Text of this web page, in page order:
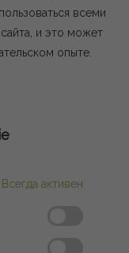
всеми
и это может
опыте.
Всегда активен